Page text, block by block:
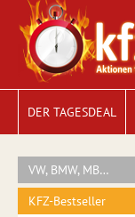
DER TAGESDEAL
VW, BMW, MB…
KFZ-Bestseller